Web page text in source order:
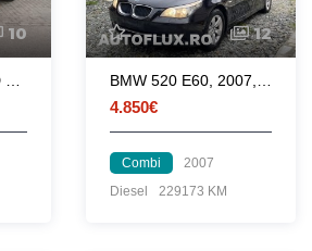
10 12
4.850€
Combi
2007
Diesel
229173 KM